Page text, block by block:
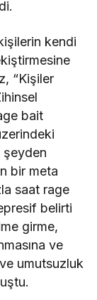
kendi
“Kişiler
bait
şeyden
bir meta
saat rage
belirti
girme,
ve
umutsuzluk